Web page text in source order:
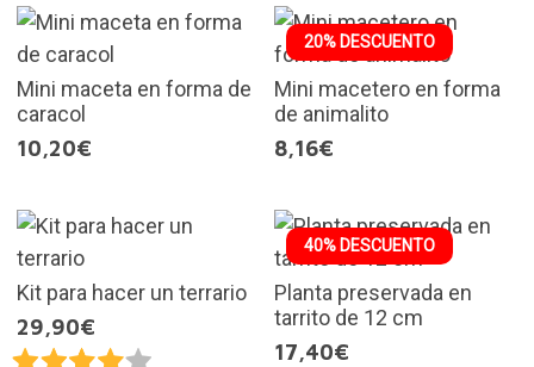
Mini maceta en forma de
caracol
10,20€
20% DESCUENTO
Mini macetero en forma
de animalito
8,16€
Kit para hacer un terrario
29,90€
40% DESCUENTO
Planta preservada en
tarrito de 12 cm
17,40€